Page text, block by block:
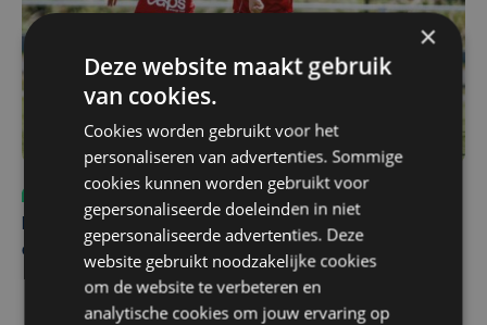
Sport
vr 31 juli | 12:46
Net voor kraker tegen Essevee: match van KV Kortrijk
op Anderlecht uitgesteld door Europees voetbal
×
Deze website maakt gebruik
van cookies.
Cookies worden gebruikt voor het
personaliseren van advertenties. Sommige
cookies kunnen worden gebruikt voor
gepersonaliseerde doeleinden in niet
gepersonaliseerde advertenties. Deze
website gebruikt noodzakelijke cookies
om de website te verbeteren en
analytische cookies om jouw ervaring op